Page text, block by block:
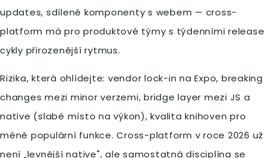
updates, sdílené komponenty s webem — cross-
platform má pro produktové týmy s týdenními release
cykly přirozenější rytmus.
Rizika, která ohlídejte: vendor lock-in na Expo, breaking
changes mezi minor verzemi, bridge layer mezi JS a
native (slabé místo na výkon), kvalita knihoven pro
méně populární funkce. Cross-platform v roce 2026 už
není „levnější native", ale samostatná disciplína se